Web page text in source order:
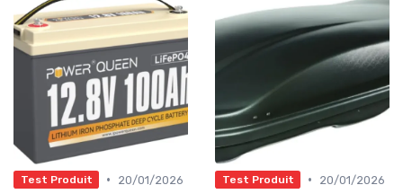
Test Produit •
20/01/2026
Test Produit •
20/01/2026